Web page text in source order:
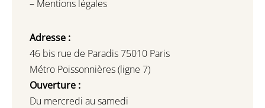
– Mentions légales
Adresse :
46 bis rue de Paradis 75010 Paris
Métro Poissonnières (ligne 7)
Ouverture :
Du mercredi au samedi